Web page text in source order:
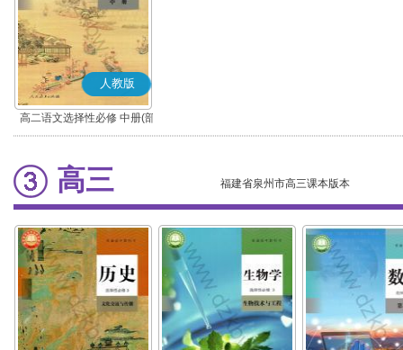
人教版
高二语文选择性必修 中册(部
编版)
高三 福建省泉州市高三课本版本